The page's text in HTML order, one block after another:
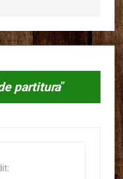
partitura”